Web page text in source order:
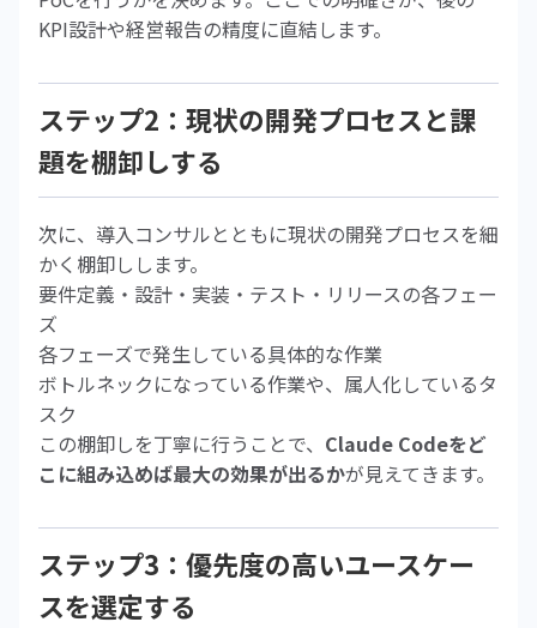
KPI設計や経営報告の精度に直結します。
ステップ2：現状の開発プロセスと課
題を棚卸しする
次に、導入コンサルとともに現状の開発プロセスを細
かく棚卸しします。
要件定義・設計・実装・テスト・リリースの各フェー
ズ
各フェーズで発生している具体的な作業
ボトルネックになっている作業や、属人化しているタ
スク
この棚卸しを丁寧に行うことで、 Claude Codeをど
こに組み込めば最大の効果が出るかが見えてきます。
ステップ3：優先度の高いユースケー
スを選定する